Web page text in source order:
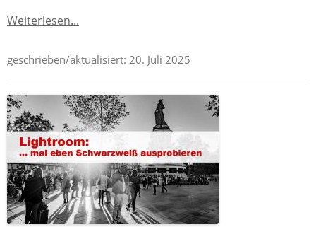
Weiterlesen...
geschrieben/aktualisiert: 20. Juli 2025